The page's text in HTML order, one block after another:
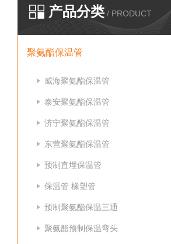
产品分类 / PRODUCT
聚氨酯保温管
威海聚氨酯保温管
泰安聚氨酯保温管
济宁聚氨酯保温管
东营聚氨酯保温管
预制直埋保温管
保温管 橡塑管
预制聚氨酯保温三通
聚氨酯预制保温弯头